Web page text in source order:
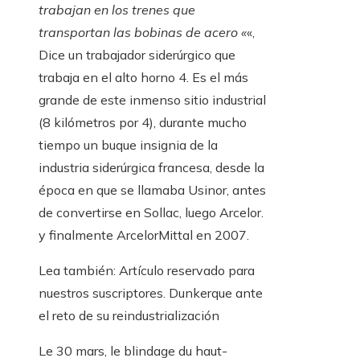
trabajan en los trenes que
transportan las bobinas de acero ««,
Dice un trabajador siderúrgico que
trabaja en el alto horno 4. Es el más
grande de este inmenso sitio industrial
(8 kilómetros por 4), durante mucho
tiempo un buque insignia de la
industria siderúrgica francesa, desde la
época en que se llamaba Usinor, antes
de convertirse en Sollac, luego Arcelor.
y finalmente ArcelorMittal en 2007.
Lea también: Artículo reservado para
nuestros suscriptores. Dunkerque ante
el reto de su reindustrialización
Le 30 mars, le blindage du haut-